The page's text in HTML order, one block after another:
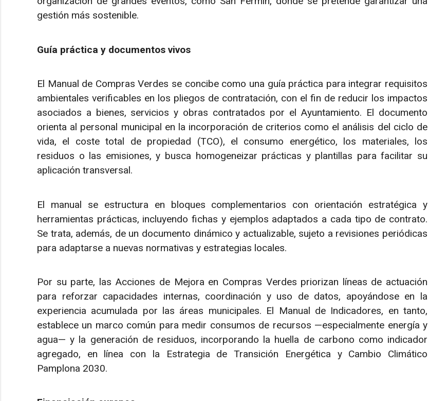
gestión más sostenible.
Guía práctica y documentos vivos
El Manual de Compras Verdes se concibe como una guía práctica para integrar requisitos
ambientales verificables en los pliegos de contratación, con el fin de reducir los impactos
asociados a bienes, servicios y obras contratados por el Ayuntamiento. El documento
orienta al personal municipal en la incorporación de criterios como el análisis del ciclo de
vida, el coste total de propiedad (TCO), el consumo energético, los materiales, los
residuos o las emisiones, y busca homogeneizar prácticas y plantillas para facilitar su
aplicación transversal.
El manual se estructura en bloques complementarios con orientación estratégica y
herramientas prácticas, incluyendo fichas y ejemplos adaptados a cada tipo de contrato.
Se trata, además, de un documento dinámico y actualizable, sujeto a revisiones periódicas
para adaptarse a nuevas normativas y estrategias locales.
Por su parte, las Acciones de Mejora en Compras Verdes priorizan líneas de actuación
para reforzar capacidades internas, coordinación y uso de datos, apoyándose en la
experiencia acumulada por las áreas municipales. El Manual de Indicadores, en tanto,
establece un marco común para medir consumos de recursos —especialmente energía y
agua— y la generación de residuos, incorporando la huella de carbono como indicador
agregado, en línea con la Estrategia de Transición Energética y Cambio Climático
Pamplona 2030.